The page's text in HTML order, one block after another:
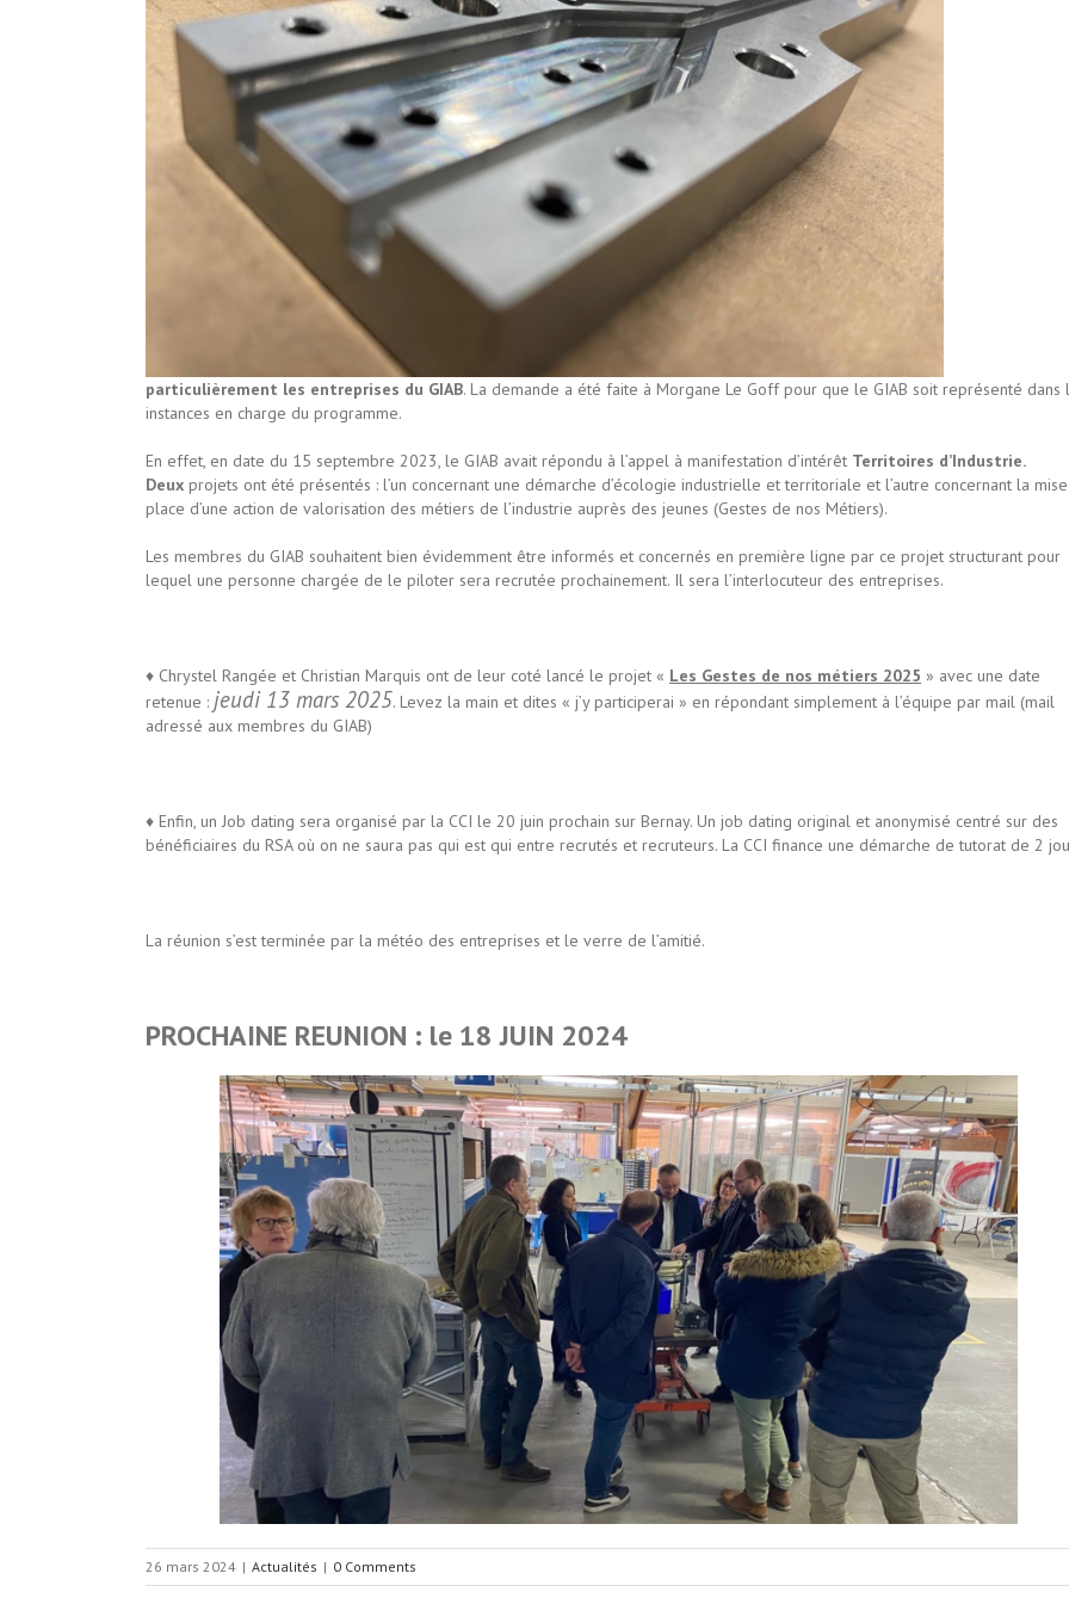
particulièrement les entreprises du GIAB. La demande a été faite à Morgane Le Goff pour que le GIAB soit représenté dans
instances en charge du programme.
En effet, en date du 15 septembre 2023, le GIAB avait répondu à l’appel à manifestation d’intérêt Territoires d’Industrie.
Deux projets ont été présentés : l’un concernant une démarche d’écologie industrielle et territoriale et l’autre concernant la
place d’une action de valorisation des métiers de l’industrie auprès des jeunes (Gestes de nos Métiers).
Les membres du GIAB souhaitent bien évidemment être informés et concernés en première ligne par ce projet structurant pour
lequel une personne chargée de le piloter sera recrutée prochainement. Il sera l’interlocuteur des entreprises.
♦ Chrystel Rangée et Christian Marquis ont de leur coté lancé le projet « Les Gestes de nos métiers 2025 » avec une date
retenue : jeudi 13 mars 2025. Levez la main et dites « j’y participerai » en répondant simplement à l’équipe par mail (mail
adressé aux membres du GIAB)
♦ Enfin, un Job dating sera organisé par la CCI le 20 juin prochain sur Bernay. Un job dating original et anonymisé centré sur des
bénéficiaires du RSA où on ne saura pas qui est qui entre recrutés et recruteurs. La CCI finance une démarche de tutorat de 2
La réunion s’est terminée par la météo des entreprises et le verre de l’amitié.
PROCHAINE REUNION : le 18 JUIN 2024
26 mars 2024 | Actualités | 0 Comments